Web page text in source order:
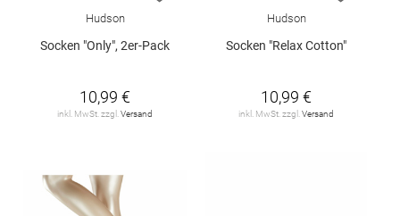
Hudson
Socken "Only", 2er-Pack
10,99 €
inkl. MwSt. zzgl. Versand
Hudson
Socken "Relax Cotton"
10,99 €
inkl. MwSt. zzgl. Versand